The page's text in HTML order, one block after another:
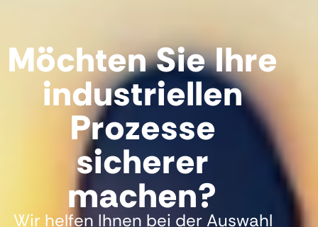
Möchten Sie Ihre
industriellen
Prozesse
sicherer
machen?
Wir helfen Ihnen bei der Auswahl